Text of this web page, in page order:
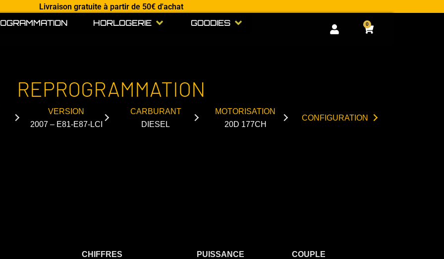
Livraison gratuite à partir de 50€ d'achat
0
Cart
HORLOGERIE Open HORLOGERIE
GOODIES Open GOODIES
REPROGRAMMATION
VERSION
2007 – E81-E87-LCI
CARBURANT
DIESEL
MOTORISATION
20D 177CH
CONFIGURATION
CHIFFRES PUISSANCE COUPLE